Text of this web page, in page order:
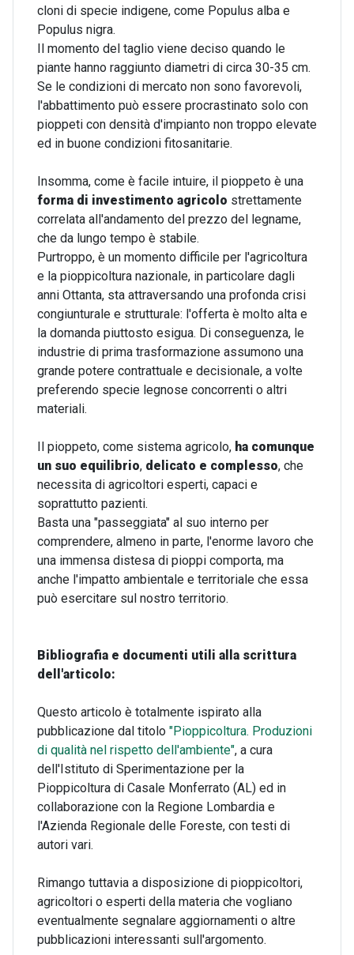
cloni di specie indigene, come Populus alba e
Populus nigra.
Il momento del taglio viene deciso quando le
piante hanno raggiunto diametri di circa 30-35 cm.
Se le condizioni di mercato non sono favorevoli,
l'abbattimento può essere procrastinato solo con
pioppeti con densità d'impianto non troppo elevate
ed in buone condizioni fitosanitarie.
Insomma, come è facile intuire, il pioppeto è una
forma di investimento agricolo strettamente
correlata all'andamento del prezzo del legname,
che da lungo tempo è stabile.
Purtroppo, è un momento difficile per l'agricoltura
e la pioppicoltura nazionale, in particolare dagli
anni Ottanta, sta attraversando una profonda crisi
congiunturale e strutturale: l'offerta è molto alta e
la domanda piuttosto esigua. Di conseguenza, le
industrie di prima trasformazione assumono una
grande potere contrattuale e decisionale, a volte
preferendo specie legnose concorrenti o altri
materiali.
Il pioppeto, come sistema agricolo, ha comunque
un suo equilibrio, delicato e complesso, che
necessita di agricoltori esperti, capaci e
soprattutto pazienti.
Basta una "passeggiata" al suo interno per
comprendere, almeno in parte, l'enorme lavoro che
una immensa distesa di pioppi comporta, ma
anche l'impatto ambientale e territoriale che essa
può esercitare sul nostro territorio.
Bibliografia e documenti utili alla scrittura
dell'articolo:
Questo articolo è totalmente ispirato alla
pubblicazione dal titolo "Pioppicoltura. Produzioni
di qualità nel rispetto dell'ambiente", a cura
dell'Istituto di Sperimentazione per la
Pioppicoltura di Casale Monferrato (AL) ed in
collaborazione con la Regione Lombardia e
l'Azienda Regionale delle Foreste, con testi di
autori vari.
Rimango tuttavia a disposizione di pioppicoltori,
agricoltori o esperti della materia che vogliano
eventualmente segnalare aggiornamenti o altre
pubblicazioni interessanti sull'argomento.